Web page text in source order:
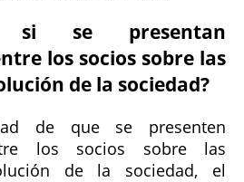
si se presentan
los socios sobre las
de la sociedad?
de que se presenten
los socios sobre las
de la sociedad, el